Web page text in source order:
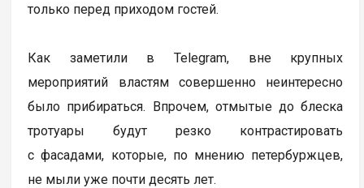
только перед приходом гостей.
Как заметили в Telegram, вне крупных
мероприятий властям совершенно неинтересно
было прибираться. Впрочем, отмытые до блеска
тротуары будут резко контрастировать
с фасадами, которые, по мнению петербуржцев,
не мыли уже почти десять лет.